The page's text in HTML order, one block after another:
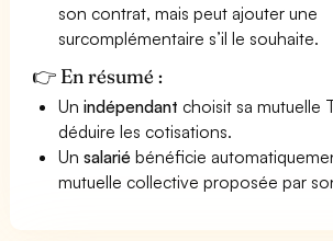
son contrat, mais peut ajouter une
surcomplémentaire s’il le souhaite.
👉 En résumé :
Unindépendant choisit sa mutuelle
déduire les cotisations.
Unsalarié bénéficie
mutuelle collective proposée par